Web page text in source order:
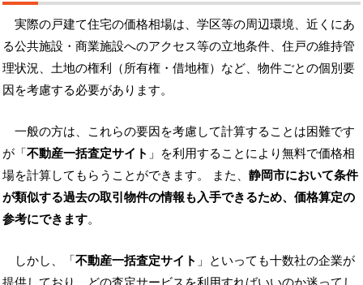
実際の戸建て住宅の価格相場は、学区等の周辺環境、近くにあ
る公共施設・商業施設へのアクセス等の立地条件、住戸の維持管
理状況、土地の権利（所有権・借地権）など、物件ごとの個別要
因を考慮する必要があります。
一般の方は、これらの要因を考慮して計算することは困難です
が「不動産一括査定サイト 」を利用することにより無料で価格相
場を計算してもらうことができます。 また、 静岡市において条件
が類似する過去の取引物件の情報も入手できるため、価格算定の
参考にできます。
しかし、「不動産一括査定サイト 」といっても十数社の企業が